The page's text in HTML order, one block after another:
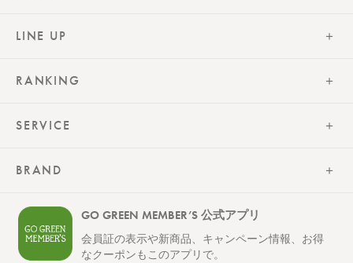
LINE UP
RANKING
SERVICE
BRAND
GO GREEN MEMBER’S 公式アプリ
会員証の表示や新商品、キャンペーン情報、お得
なクーポンもこのアプリで。